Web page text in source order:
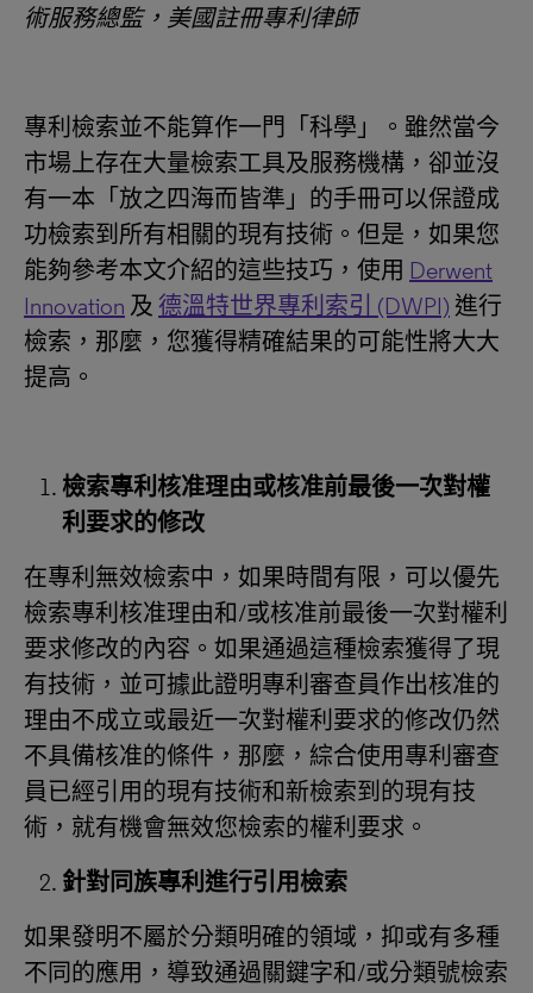
術服務總監，美國註冊專利律師
專利檢索並不能算作一門「科學」。雖然當今
市場上存在大量檢索工具及服務機構，卻並沒
有一本「放之四海而皆準」的手冊可以保證成
功檢索到所有相關的現有技術。但是，如果您
能夠參考本文介紹的這些技巧，使用 Derwent
Innovation 及 德溫特世界專利索引 (DWPI) 進行
檢索，那麼，您獲得精確結果的可能性將大大
提高。
檢索專利核准理由或核准前最後一次對權
利要求的修改
在專利無效檢索中，如果時間有限，可以優先
檢索專利核准理由和/或核准前最後一次對權利
要求修改的內容。如果通過這種檢索獲得了現
有技術，並可據此證明專利審查員作出核准的
理由不成立或最近一次對權利要求的修改仍然
不具備核准的條件，那麼，綜合使用專利審查
員已經引用的現有技術和新檢索到的現有技
術，就有機會無效您檢索的權利要求。
針對同族專利進行引用檢索
如果發明不屬於分類明確的領域，抑或有多種
不同的應用，導致通過關鍵字和/或分類號檢索